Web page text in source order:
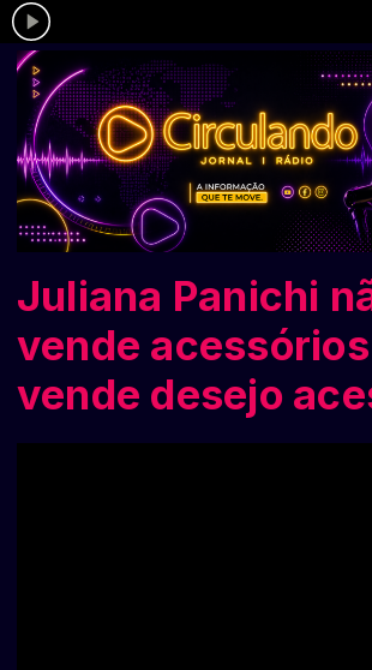
Juliana Panichi
vende
vende desejo